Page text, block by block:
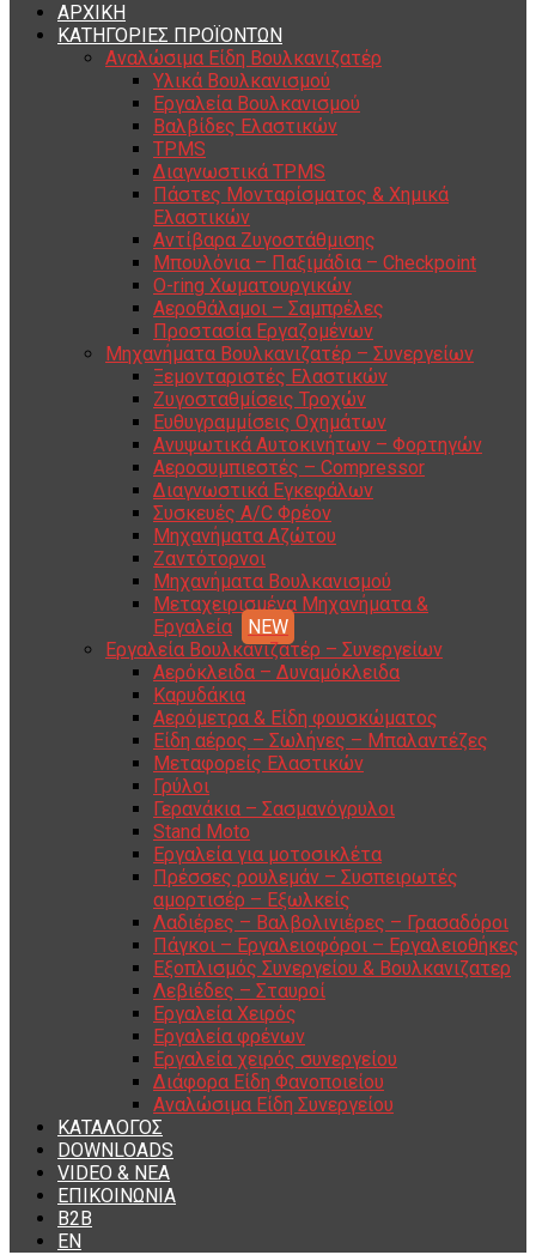
ΑΡΧΙΚΗ
ΚΑΤΗΓΟΡΙΕΣ ΠΡΟΪΟΝΤΩΝ
Αναλώσιμα Είδη Βουλκανιζατέρ
Υλικά Βουλκανισμού
Εργαλεία Βουλκανισμού
Βαλβίδες Ελαστικών
TPMS
Διαγνωστικά TPMS
Πάστες Μονταρίσματος & Χημικά
Ελαστικών
Αντίβαρα Ζυγοστάθμισης
Μπουλόνια – Παξιμάδια – Checkpoint
O-ring Χωματουργικών
Αεροθάλαμοι – Σαμπρέλες
Προστασία Εργαζομένων
Μηχανήματα Βουλκανιζατέρ – Συνεργείων
Ξεμονταριστές Ελαστικών
Ζυγοσταθμίσεις Τροχών
Ευθυγραμμίσεις Οχημάτων
Ανυψωτικά Αυτοκινήτων – Φορτηγών
Αεροσυμπιεστές – Compressor
Διαγνωστικά Εγκεφάλων
Συσκευές A/C Φρέον
Μηχανήματα Αζώτου
Ζαντότορνοι
Μηχανήματα Βουλκανισμού
Μεταχειρισμένα Μηχανήματα &
Εργαλεία
Εργαλεία Βουλκανιζατέρ – Συνεργείων
Αερόκλειδα – Δυναμόκλειδα
Καρυδάκια
Αερόμετρα & Είδη φουσκώματος
Είδη αέρος – Σωλήνες – Μπαλαντέζες
Μεταφορείς Ελαστικών
Γρύλοι
Γερανάκια – Σασμανόγρυλοι
Stand Moto
Εργαλεία για μοτοσικλέτα
Πρέσσες ρουλεμάν – Συσπειρωτές
αμορτισέρ – Εξωλκείς
Λαδιέρες – Βαλβολινιέρες – Γρασαδόροι
Πάγκοι – Εργαλειοφόροι – Εργαλειοθήκες
Εξοπλισμός Συνεργείου & Βουλκανιζατερ
Λεβιέδες – Σταυροί
Εργαλεία Χειρός
Εργαλεία φρένων
Εργαλεία χειρός συνεργείου
Διάφορα Είδη Φανοποιείου
Αναλώσιμα Είδη Συνεργείου
ΚΑΤΑΛΟΓΟΣ
DOWNLOADS
VIDEO & ΝΕΑ
ΕΠΙΚΟΙΝΩΝΙΑ
B2B
ΕΝ